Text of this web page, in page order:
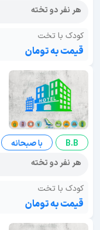
هر نفر دو تخته
کودک با تخت
قیمت به تومان
B.B
با صبحانه
هر نفر دو تخته
کودک با تخت
قیمت به تومان